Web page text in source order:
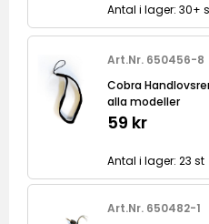
Antal i lager: 30+
Art.Nr. 650456-8
Cobra
alla modeller
59 kr
Antal i lager: 23 st
Art.Nr. 650482-1